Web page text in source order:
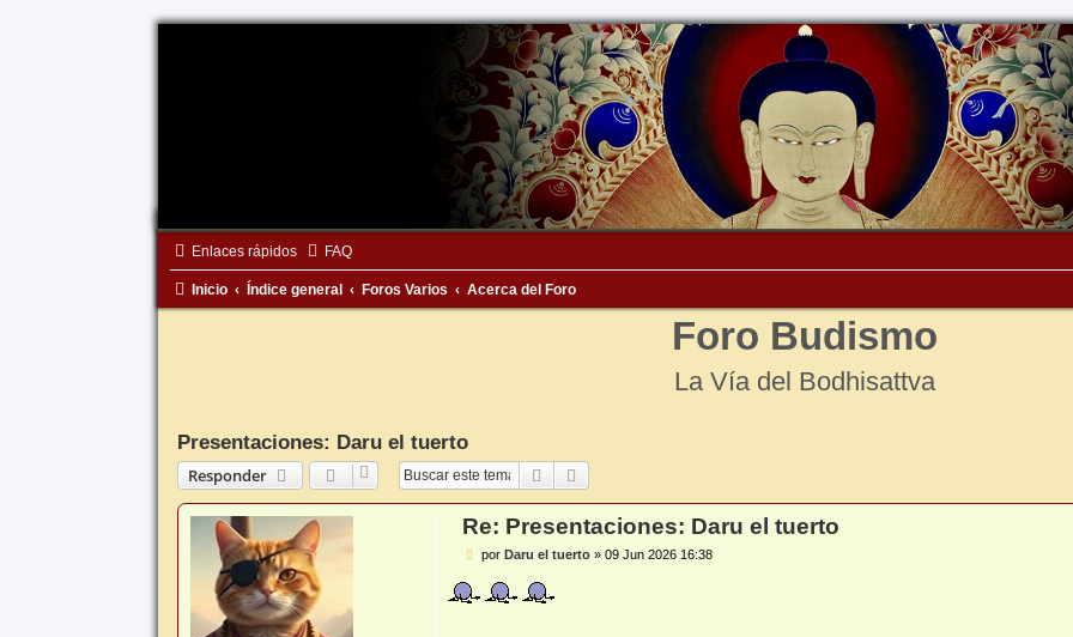
Enlaces rápidos FAQ
Inicio Índice general Foros Varios Acerca del Foro
Foro Budismo
La Vía del Bodhisattva
Presentaciones: Daru el tuerto
Responder
Buscar
Re: Presentaciones: Daru el tuerto
M
s
porDaru el tuerto »09 Jun 2026 16:38